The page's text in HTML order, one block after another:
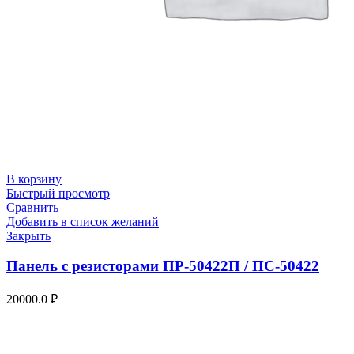
В корзину
Быстрый просмотр
Сравнить
Добавить в список желаний
Закрыть
Панель с резисторами ПР-50422П / ПС-50422
20000.0 ₽